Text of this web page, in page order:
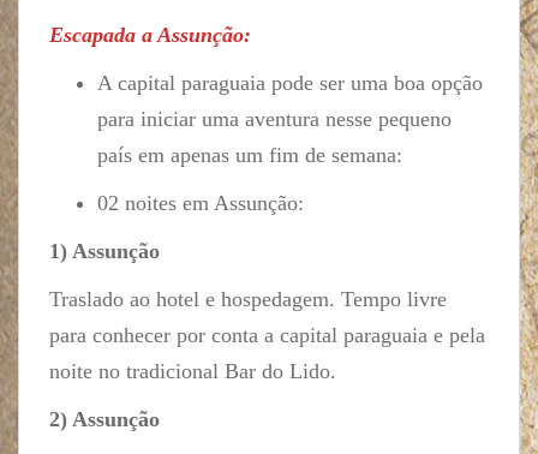
Escapada a Assunção:
A capital paraguaia pode ser uma boa opção
para iniciar uma aventura nesse pequeno
país em apenas um fim de semana:
02 noites em Assunção:
1) Assunção
Traslado ao hotel e hospedagem. Tempo livre
para conhecer por conta a capital paraguaia e pela
noite no tradicional Bar do Lido.
2) Assunção